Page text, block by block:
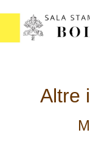
Altre